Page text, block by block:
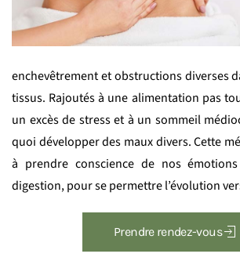
enchevêtrement et obstructions diverses
tissus. Rajoutés à une alimentation pas
un excès de stress et à un sommeil
quoi développer des maux divers. Cette
à prendre conscience de nos
digestion, pour se permettre l’évolution
Prendre rendez-vous